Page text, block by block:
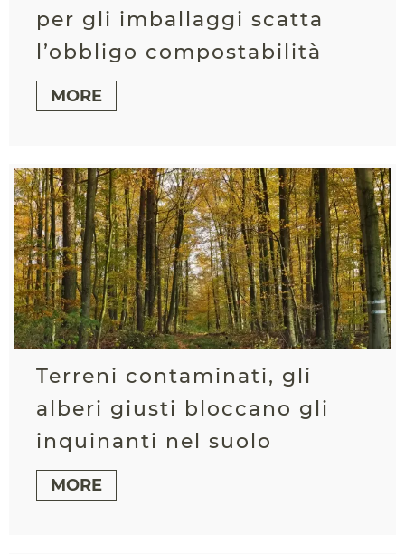
per gli imballaggi scatta
l’obbligo compostabilità
MORE
Terreni contaminati, gli
alberi giusti bloccano gli
inquinanti nel suolo
MORE